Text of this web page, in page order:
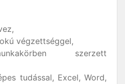
végzettséggel,
szerzett
tudással, Excel, Word,